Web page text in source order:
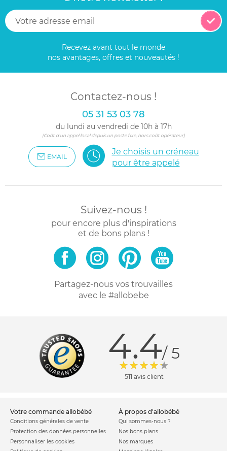
Recevez avant tout le monde
nos avantages, offres et nouveautés !
Contactez-nous !
05 31 53 03 78
du lundi au vendredi de 10h à 17h
(Coût d'un appel local depuis un poste fixe, hors coût opérateur)
EMAIL
Je choisis un créneau
pour être appelé
Suivez-nous !
pour encore plus d'inspirations
et de bons plans !
Partagez-nous vos trouvailles
avec le #allobebe
4.4/ 5
511 avis client
votre commande allobébé
Conditions générales de vente
Protection des données personnelles
Personnaliser les cookies
à propos d'allobébé
Qui sommes-nous ?
Nos bons plans
Nos marques